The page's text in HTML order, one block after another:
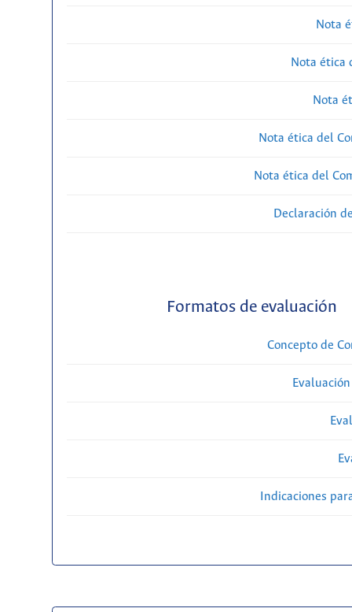
Nota
Nota ética
Nota
Nota ética del
Nota ética del
Declaración
Formatos de evaluación
Concepto de
Indicaciones